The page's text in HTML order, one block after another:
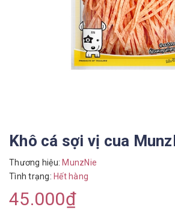
Khô cá sợi vị cua
Thương hiệu: MunzNie
Tình trạng: Hết hàng
45.000₫